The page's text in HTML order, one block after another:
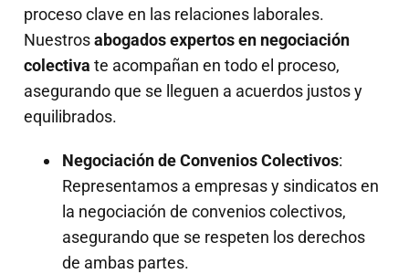
proceso clave en las relaciones laborales.
Nuestrosabogados expertos en negociación
colectiva te acompañan en todo el proceso,
asegurando que se lleguen a acuerdos justos y
equilibrados.
Negociación de Convenios Colectivos:
Representamos a empresas y sindicatos en
la negociación de convenios colectivos,
asegurando que se respeten los derechos
de ambas partes.